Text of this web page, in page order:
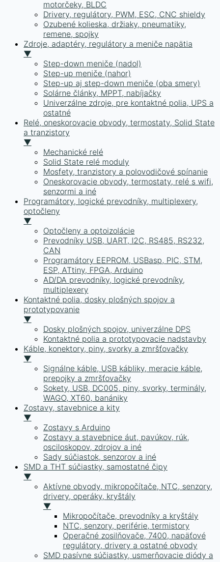
motorčeky, BLDC
Drivery, regulátory, PWM, ESC, CNC shieldy
Ozubené kolieska, držiaky, pneumatiky,
remene, spojky
Zdroje, adaptéry, regulátory a meniče napätia
▼
Step-down meniče (nadol)
Step-up meniče (nahor)
Step-up aj step-down meniče (oba smery)
Solárne články, MPPT, nabíjačky
Univerzálne zdroje, pre kontaktné polia, UPS a
ostatné
Relé, oneskorovacie obvody, termostaty, Solid State
a tranzistory
▼
Mechanické relé
Solid State relé moduly
Mosfety, tranzistory a polovodičové spínanie
Oneskorovacie obvody, termostaty, relé s wifi,
senzormi a iné
Programátory, logické prevodníky, multiplexery,
optočleny
▼
Optočleny a optoizolácie
Prevodníky USB, UART, I2C, RS485, RS232,
CAN
Programátory EEPROM, USBasp, PIC, STM,
ESP, ATtiny, FPGA, Arduino
AD/DA prevodníky, logické prevodníky,
multiplexery
Kontaktné polia, dosky plošných spojov a
prototypovanie
▼
Dosky plošných spojov, univerzálne DPS
Kontaktné polia a prototypovacie nadstavby
Káble, konektory, piny, svorky a zmršťovačky
▼
Signálne káble, USB kábliky, meracie káble,
prepojky a zmršťovačky
Sokety, USB, DC005, piny, svorky, terminály,
WAGO, XT60, banániky
Zostavy, stavebnice a kity
▼
Zostavy s Arduino
Zostavy a stavebnice áut, pavúkov, rúk,
osciloskopov, zdrojov a iné
Sady súčiastok, senzorov a iné
SMD a THT súčiastky, samostatné čipy
▼
Aktívne obvody, mikropočítače, NTC, senzory,
drivery, operáky, kryštály
▼
Mikropočítače, prevodníky a kryštály
NTC, senzory, periférie, termistory
Operačné zosilňovače, 7400, napäťové
regulátory, drivery a ostatné obvody
SMD pasívne súčiastky, usmerňovacie diódy a